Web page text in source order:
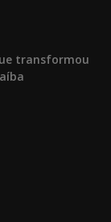
transformou